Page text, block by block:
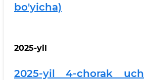
bo'yicha)
2025-yil
2025-yil 4-chorak